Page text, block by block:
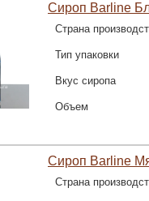
Сироп Barline
Страна
Тип упаковки
Вкус сиропа
Объем
Сироп Barline
Страна